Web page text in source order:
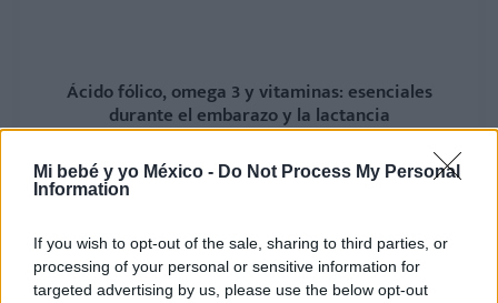
Mi bebé y yo México - Do Not Process My Personal
Information
If you wish to opt-out of the sale, sharing to third parties, or
processing of your personal or sensitive information for
targeted advertising by us, please use the below opt-out
Ácido fólico, omega 3 y vitaminas: esenciales
durante el embarazo y la lactancia